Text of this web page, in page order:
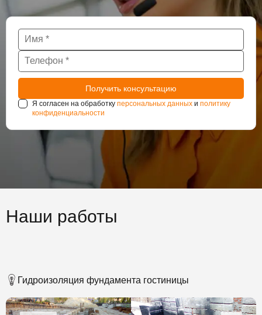
Я согласен на обработку персональных данных и политику
конфиденциальности
Наши работы
Гидроизоляция фундамента гостиницы